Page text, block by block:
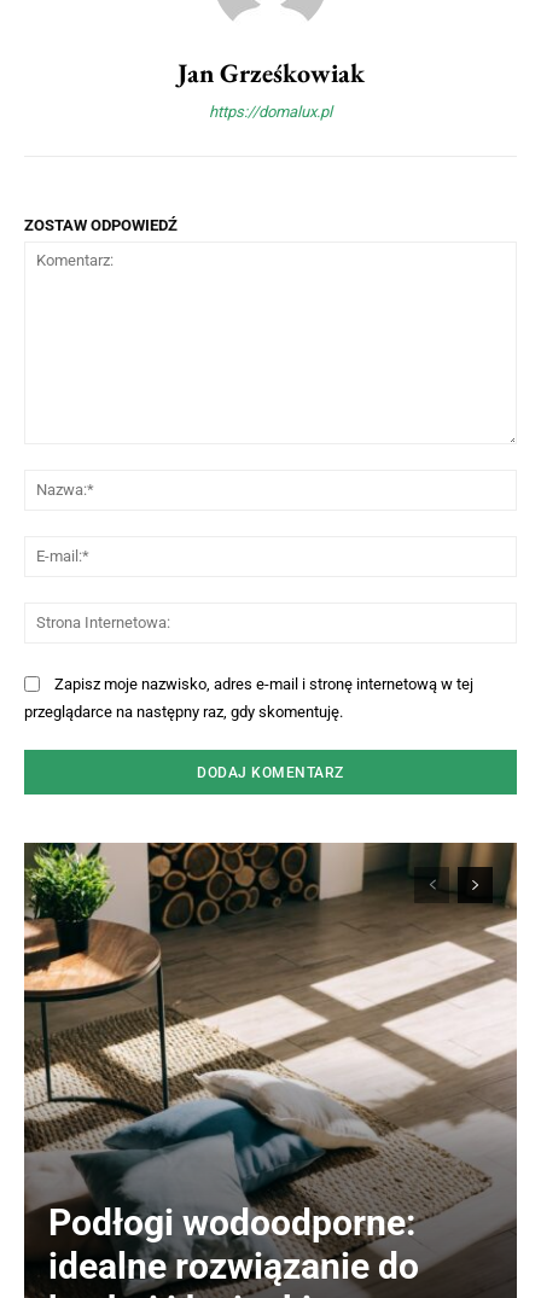
Jan Grześkowiak
https://domalux.pl
ZOSTAW ODPOWIEDŹ
Zapisz moje nazwisko, adres e-mail i stronę internetową w tej
przeglądarce na następny raz, gdy skomentuję.
Podłogi wodoodporne:
idealne rozwiązanie do